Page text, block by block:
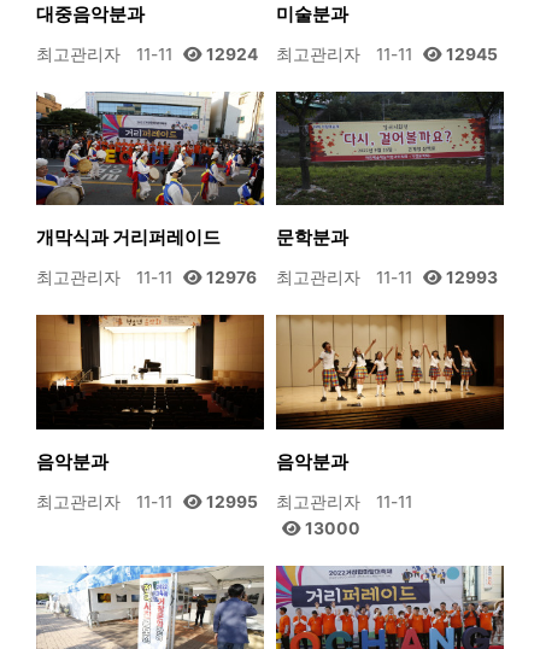
대중음악분과
최고관리자 11-11 12924
미술분과
최고관리자 11-11 12945
개막식과 거리퍼레이드
최고관리자 11-11 12976
문학분과
최고관리자 11-11 12993
음악분과
최고관리자 11-11 12995
음악분과
최고관리자
11-11
13000